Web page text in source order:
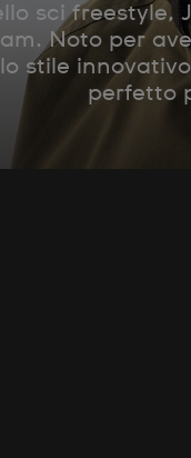
sci
Noto per
stile
perfetto